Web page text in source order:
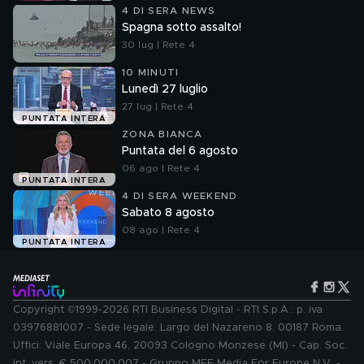
4 DI SERA NEWS
Spagna sotto assalto!
30 lug | Rete 4
PUNTATA INTERA
10 MINUTI
Lunedì 27 luglio
27 lug | Rete 4
PUNTATA INTERA
ZONA BIANCA
Puntata del 6 agosto
06 ago | Rete 4
PUNTATA INTERA
4 DI SERA WEEKEND
Sabato 8 agosto
08 ago | Rete 4
Copyright ©1999-2026 RTI Business Digital - RTI S.p.A.: p. iva
03976881007 - Sede legale: Largo del Nazareno 8, 00187 Roma.
Uffici: Viale Europa 46, 20093 Cologno Monzese (MI) - Cap. Soc.